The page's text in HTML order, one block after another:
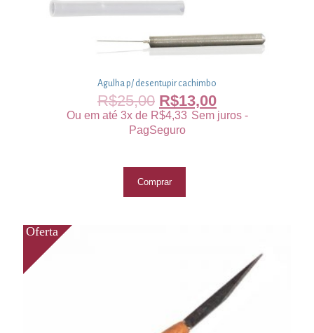
Agulha p/ desentupir cachimbo
R$25,00 R$13,00
Ou em até 3x de R$4,33 Sem juros -
PagSeguro
Comprar